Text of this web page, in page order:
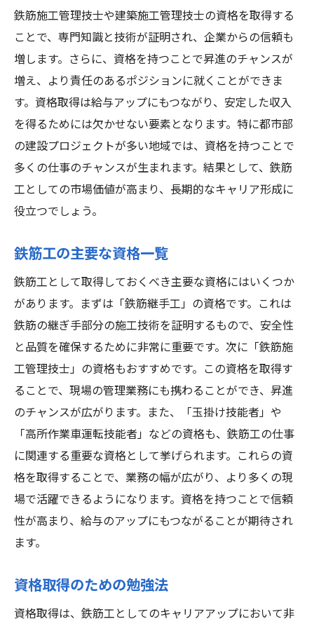
鉄筋施工管理技士や建築施工管理技士の資格を取得する
ことで、専門知識と技術が証明され、企業からの信頼も
増します。さらに、資格を持つことで昇進のチャンスが
増え、より責任のあるポジションに就くことができま
す。資格取得は給与アップにもつながり、安定した収入
を得るためには欠かせない要素となります。特に都市部
の建設プロジェクトが多い地域では、資格を持つことで
多くの仕事のチャンスが生まれます。結果として、鉄筋
工としての市場価値が高まり、長期的なキャリア形成に
役立つでしょう。
鉄筋工の主要な資格一覧
鉄筋工として取得しておくべき主要な資格にはいくつか
があります。まずは「鉄筋継手工」の資格です。これは
鉄筋の継ぎ手部分の施工技術を証明するもので、安全性
と品質を確保するために非常に重要です。次に「鉄筋施
工管理技士」の資格もおすすめです。この資格を取得す
ることで、現場の管理業務にも携わることができ、昇進
のチャンスが広がります。また、「玉掛け技能者」や
「高所作業車運転技能者」などの資格も、鉄筋工の仕事
に関連する重要な資格として挙げられます。これらの資
格を取得することで、業務の幅が広がり、より多くの現
場で活躍できるようになります。資格を持つことで信頼
性が高まり、給与のアップにもつながることが期待され
ます。
資格取得のための勉強法
資格取得は、鉄筋工としてのキャリアアップにおいて非